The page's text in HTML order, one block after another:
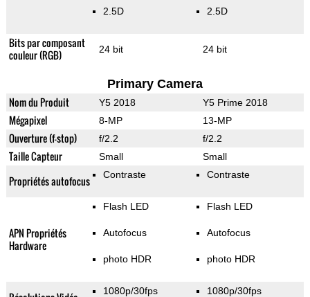
2.5D 2.5D
Bits par composant
couleur (RGB)
24 bit 24 bit
Primary Camera
Nom du Produit Y5 2018 Y5 Prime 2018
Mégapixel 8-MP 13-MP
Ouverture (f-stop) f/2.2 f/2.2
Taille Capteur Small Small
Propriétés autofocus Contraste Contraste
APN Propriétés
Hardware
Flash LED
Autofocus
photo HDR
Flash LED
Autofocus
photo HDR
1080p/30fps 1080p/30fps